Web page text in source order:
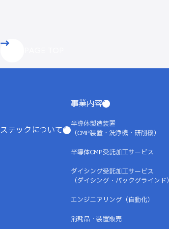
テックについて
事業内容
半導体製造装置
（CMP装置・洗浄機・研削機）
半導体CMP受託加工サービス
ダイシング受託加工サービス
（ダイシング・バックグラインド）
エンジニアリング（自動化）
消耗品・装置販売